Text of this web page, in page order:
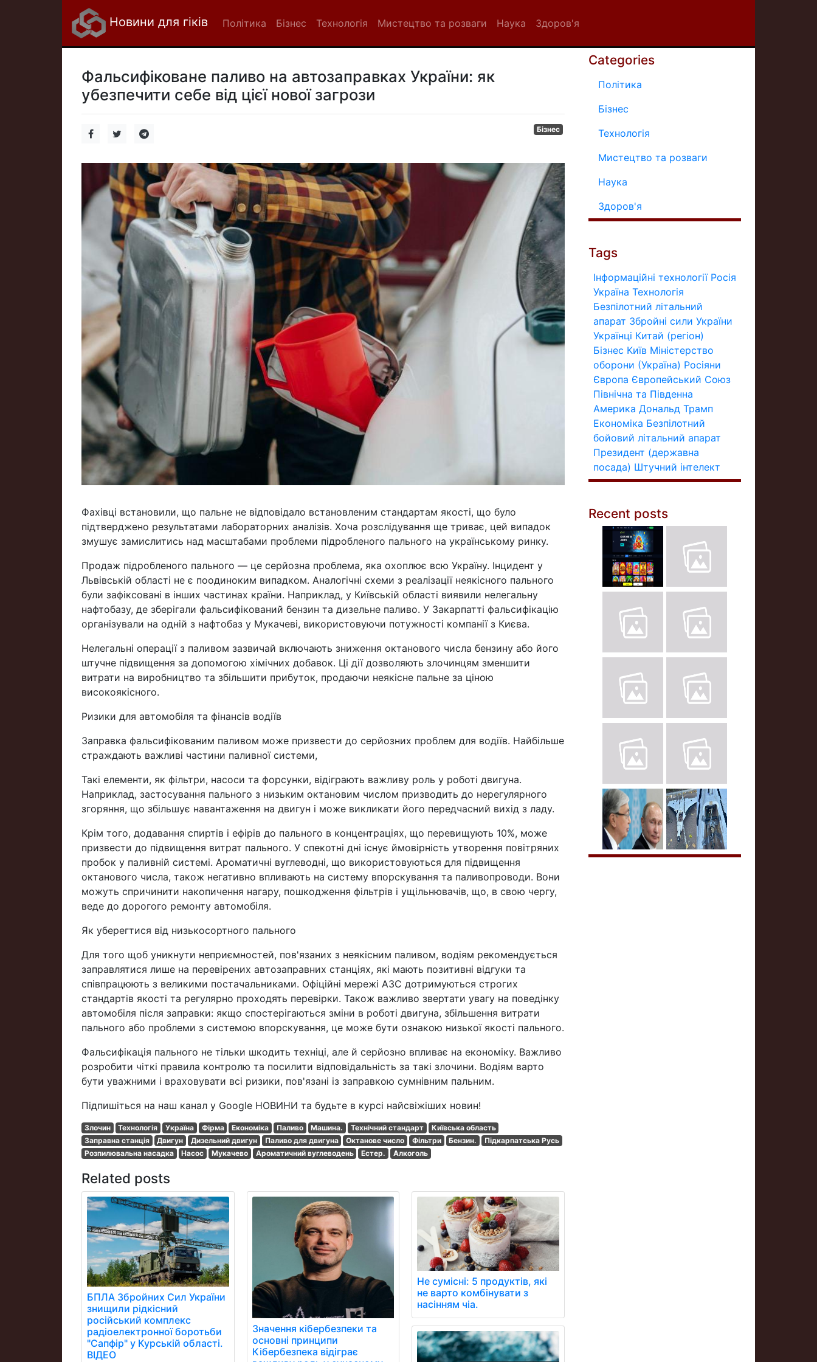
Новини для гіків Політика Бізнес Технологія Мистецтво та розваги Наука Здоров'я
Фальсифіковане паливо на автозаправках України: як
убезпечити себе від цієї нової загрози
Бізнес
Фахівці встановили, що пальне не відповідало встановленим стандартам якості, що було
підтверджено результатами лабораторних аналізів. Хоча розслідування ще триває, цей випадок
змушує замислитись над масштабами проблеми підробленого пального на українському ринку.
Продаж підробленого пального — це серйозна проблема, яка охоплює всю Україну. Інцидент у
Львівській області не є поодиноким випадком. Аналогічні схеми з реалізації неякісного пального
були зафіксовані в інших частинах країни. Наприклад, у Київській області виявили нелегальну
нафтобазу, де зберігали фальсифікований бензин та дизельне паливо. У Закарпатті фальсифікацію
організували на одній з нафтобаз у Мукачеві, використовуючи потужності компанії з Києва.
Нелегальні операції з паливом зазвичай включають зниження октанового числа бензину або його
штучне підвищення за допомогою хімічних добавок. Ці дії дозволяють злочинцям зменшити
витрати на виробництво та збільшити прибуток, продаючи неякісне пальне за ціною
високоякісного.
Ризики для автомобіля та фінансів водіїв
Заправка фальсифікованим паливом може призвести до серйозних проблем для водіїв. Найбільше
страждають важливі частини паливної системи,
Такі елементи, як фільтри, насоси та форсунки, відіграють важливу роль у роботі двигуна.
Наприклад, застосування пального з низьким октановим числом призводить до нерегулярного
згоряння, що збільшує навантаження на двигун і може викликати його передчасний вихід з ладу.
Крім того, додавання спиртів і ефірів до пального в концентраціях, що перевищують 10%, може
призвести до підвищення витрат пального. У спекотні дні існує ймовірність утворення повітряних
пробок у паливній системі. Ароматичні вуглеводні, що використовуються для підвищення
октанового числа, також негативно впливають на систему впорскування та паливопроводи. Вони
можуть спричинити накопичення нагару, пошкодження фільтрів і ущільнювачів, що, в свою чергу,
веде до дорогого ремонту автомобіля.
Як уберегтися від низькосортного пального
Для того щоб уникнути неприємностей, пов'язаних з неякісним паливом, водіям рекомендується
заправлятися лише на перевірених автозаправних станціях, які мають позитивні відгуки та
співпрацюють з великими постачальниками. Офіційні мережі АЗС дотримуються строгих
стандартів якості та регулярно проходять перевірки. Також важливо звертати увагу на поведінку
автомобіля після заправки: якщо спостерігаються зміни в роботі двигуна, збільшення витрати
пального або проблеми з системою впорскування, це може бути ознакою низької якості пального.
Фальсифікація пального не тільки шкодить техніці, але й серйозно впливає на економіку. Важливо
розробити чіткі правила контролю та посилити відповідальність за такі злочини. Водіям варто
бути уважними і враховувати всі ризики, пов'язані із заправкою сумнівним пальним.
Підпишіться на наш канал у Google НОВИНИ та будьте в курсі найсвіжіших новин!
Злочин Технологія Україна Фірма Економіка Паливо Машина. Технічний стандарт
Київська область
Заправна станція
Двигун Дизельний двигун Паливо для двигуна Октанове число Фільтри Бензин.
Підкарпатська Русь
Розпилювальна насадка
Насос Мукачево Ароматичний вуглеводень Естер. Алкоголь
Related posts
БПЛА Збройних Сил України
знищили рідкісний
російський комплекс
радіоелектронної боротьби
"Сапфір" у Курській області.
ВІДЕО
Значення кібербезпеки та
основні принципи
Кібербезпека відіграє
Не сумісні: 5 продуктів, які
не варто комбінувати з
насінням чіа.
Categories
Політика
Бізнес
Технологія
Мистецтво та розваги
Наука
Здоров'я
Tags
Інформаційні технології Росія
Україна Технологія
Безпілотний літальний
апарат Збройні сили України
Українці Китай (регіон)
Бізнес Київ Міністерство
оборони (Україна) Росіяни
Європа Європейський Союз
Північна та Південна
Америка Дональд Трамп
Економіка Безпілотний
бойовий літальний апарат
Президент (державна
посада) Штучний інтелект
Recent posts